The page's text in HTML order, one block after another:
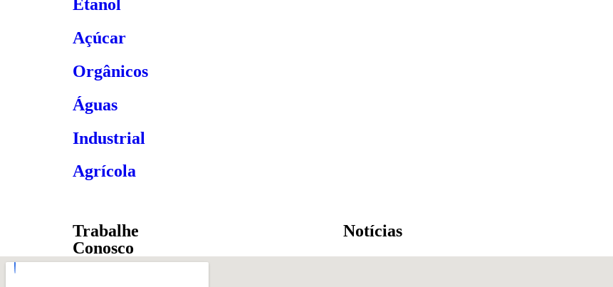
Etanol
Açúcar
Orgânicos
Águas
Industrial
Agrícola
Trabalhe
Conosco
Notícias